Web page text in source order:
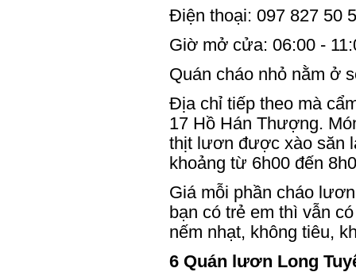
Điện thoại: 097 827 50
Giờ mở cửa: 06:00 -
Quán cháo nhỏ nằm ở
Địa chỉ tiếp theo mà
17 Hồ Hán Thượng.
thịt lươn được xào săn
khoảng từ 6h00 đến
Giá mỗi phần cháo
bạn có trẻ em thì vẫn
nếm nhạt, không tiêu,
6 Quán lươn Long